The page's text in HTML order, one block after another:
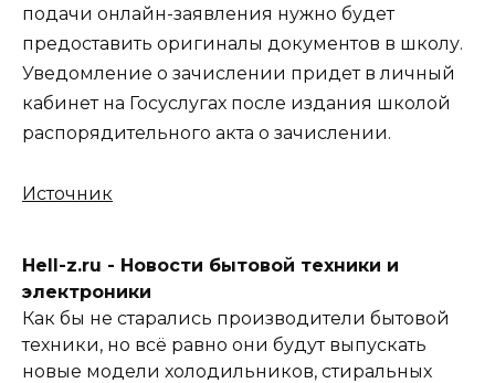
подачи онлайн-заявления нужно будет
предоставить оригиналы документов в школу.
Уведомление о зачислении придет в личный
кабинет на Госуслугах после издания школой
распорядительного акта о зачислении.
Источник
Hell-z.ru - Новости бытовой техники и
электроники
Как бы не старались производители бытовой
техники, но всё равно они будут выпускать
новые модели холодильников, стиральных